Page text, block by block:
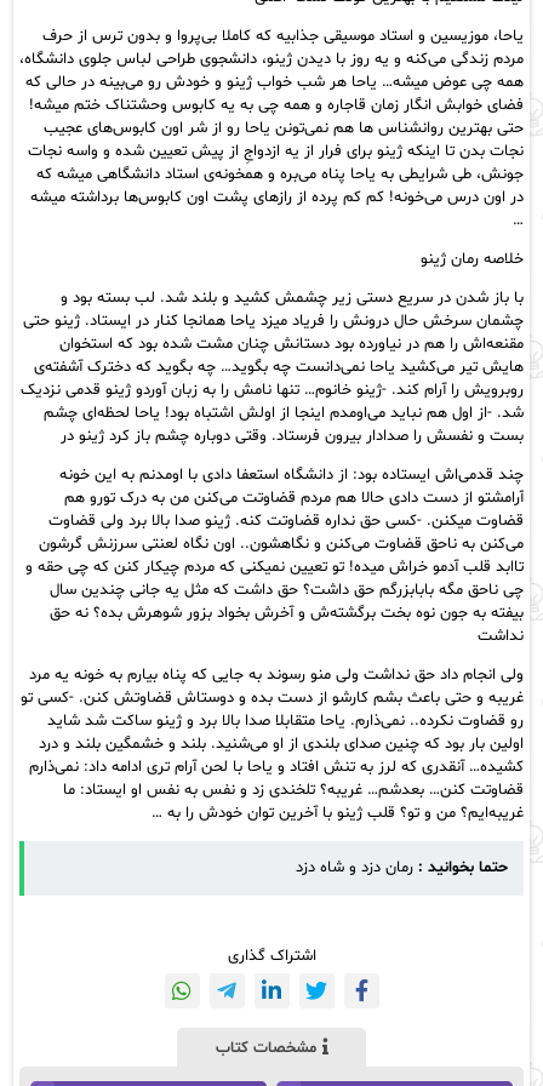
یاحا، موزیسین و استاد موسیقی جذابیه که کاملا بی‌پروا و بدون ترس از حرف
مردم زندگی می‌کنه و یه روز با دیدن ژینو، دانشجوی طراحی لباس جلوی دانشگاه،
همه چی عوض میشه… یاحا هر شب خواب ژینو و خودش رو می‌بینه در حالی که
فضای خوابش انگار زمان قاجاره و همه چی به یه کابوس وحشتناک ختم میشه!
حتی بهترین روانشناس ها هم نمی‌تونن یاحا رو از شر اون کابوس‌های عجیب
نجات بدن تا اینکه ژینو برای فرار از یه ازدواجِ از پیش تعیین شده و واسه نجات
جونش، طی شرایطی به یاحا پناه می‌بره و همخونه‌ی استاد دانشگاهی میشه که
در اون درس می‌خونه! کم کم پرده از رازهای پشت اون کابوس‌ها برداشته میشه
…
خلاصه رمان ژینو
با باز شدن در سریع دستی زیر چشمش کشید و بلند شد. لب بسته بود و
چشمان سرخش حال درونش را فریاد میزد یاحا همانجا کنار در ایستاد. ژینو حتی
مقنعه‌اش را هم در نیاورده بود دستانش چنان مشت شده بود که استخوان
هایش تیر می‌کشید یاحا نمی‌دانست چه بگوید… چه بگوید که دخترک آشفته‌ی
روبرویش را آرام کند. -ژینو خانوم… تنها نامش را به زبان آوردو ژینو قدمی نزدیک
شد. -از اول هم نباید می‌اومدم اینجا از اولش اشتباه بود! ياحا لحظه‌ای چشم
بست و نفسش را صدادار بیرون فرستاد. وقتی دوباره چشم باز کرد ژینو در
چند قدمی‌اش ایستاده بود: از دانشگاه استعفا دادی با اومدنم به این خونه
آرامشتو از دست دادی حالا هم مردم قضاوتت می‌کنن من به درک تورو هم
قضاوت میکنن. -کسی حق نداره قضاوتت کنه. ژینو صدا بالا برد ولی قضاوت
می‌کنن به ناحق قضاوت می‌کنن و نگاهشون.. اون نگاه لعنتی سرزنش گرشون
تاابد قلب آدمو خراش میده! تو تعیین نمیکنی که مردم چیکار کنن که چی حقه و
چی ناحق مگه بابابزرگم حق داشت؟ حق داشت که مثل یه جانی چندین سال
بیفته به جون نوه‌ بخت برگشته‌ش و آخرش بخواد بزور شوهرش بده؟ نه حق
نداشت
ولی انجام داد حق نداشت ولی منو رسوند به جایی که پناه بیارم به خونه‌ یه مرد
غریبه و حتی باعث بشم کارشو از دست بده و دوستاش قضاوتش کنن. -کسی تو
رو قضاوت نکرده.. نمی‌ذارم. ياحا متقابلا صدا بالا برد و ژینو ساکت شد شاید
اولین بار بود که چنین صدای بلندی از او می‌شنید. بلند و خشمگین بلند و درد
کشیده… آنقدری که لرز به تنش افتاد و یاحا با لحن آرام تری ادامه داد: نمی‌ذارم
قضاوتت کنن… بعدشم… غريبه؟ تلخندی زد و نفس به نفس او ایستاد: ما
غریبه‌ایم؟ من و تو؟ قلب ژینو با آخرین توان خودش را به …
حتما بخوانید : رمان دزد و شاه دزد
اشتراک گذاری
مشخصات کتاب